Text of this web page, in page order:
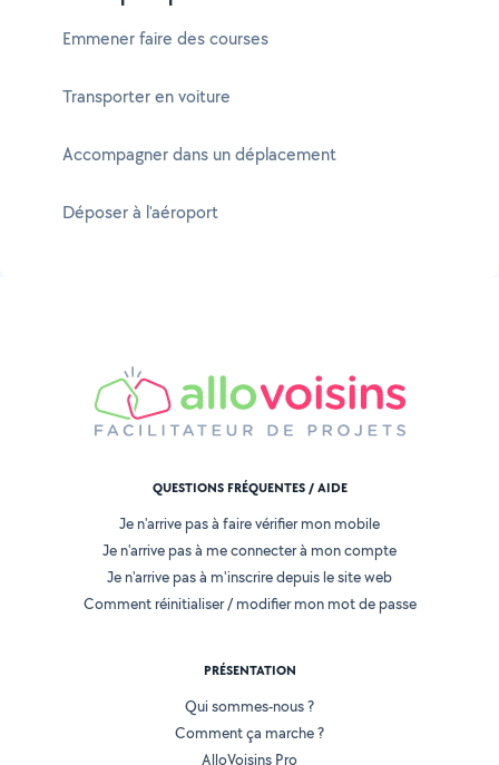
Emmener faire des courses
Transporter en voiture
Accompagner dans un déplacement
Déposer à l'aéroport
QUESTIONS FRÉQUENTES / AIDE
Je n'arrive pas à faire vérifier mon mobile
Je n'arrive pas à me connecter à mon compte
Je n'arrive pas à m'inscrire depuis le site web
Comment réinitialiser / modifier mon mot de passe
PRÉSENTATION
Qui sommes-nous ?
Comment ça marche ?
AlloVoisins Pro